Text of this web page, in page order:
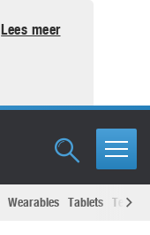
Lees meer
Wearables Tablets